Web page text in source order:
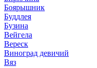
Боярышник
Буддлея
Бузина
Вейгела
Вереск
Виноград девичий
Вяз